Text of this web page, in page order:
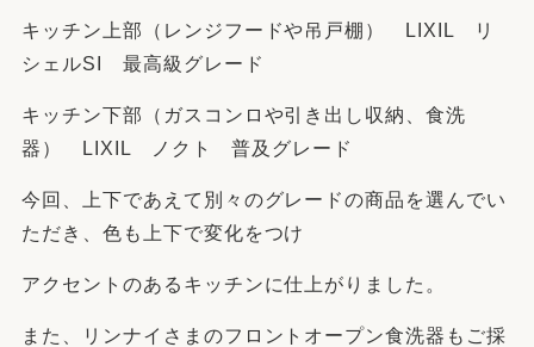
キッチン上部（レンジフードや吊戸棚） LIXIL リ
シェルSI 最高級グレード
キッチン下部（ガスコンロや引き出し収納、食洗
器） LIXIL ノクト 普及グレード
今回、上下であえて別々のグレードの商品を選んでい
ただき、色も上下で変化をつけ
アクセントのあるキッチンに仕上がりました。
また、リンナイさまのフロントオープン食洗器もご採